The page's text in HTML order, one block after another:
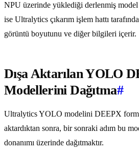
NPU üzerinde yüklediği derlenmiş
ise Ultralytics çıkarım işlem hattı
görüntü boyutunu ve diğer bilgileri içerir.
Dışa Aktarılan YOLO
Modellerini Dağıtma#
Ultralytics YOLO modelini DEEPX
aktardıktan sonra, bir sonraki adım bu
donanımı üzerinde dağıtmaktır.